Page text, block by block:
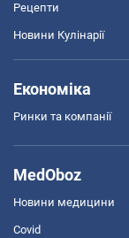
Рецепти
Новини Кулінарії
Економіка
Ринки та компанії
MedOboz
Новини медицини
Covid